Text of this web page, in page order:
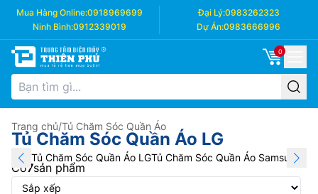
Mua Hàng Online:0918969699 Đại Lý:0983262323
Ninh Bình:0912339019 Dự Án:0983666996
0
Trang chủ/Tủ Chăm Sóc Quần Áo
Tủ Chăm Sóc Quần Áo LG
Tủ Chăm Sóc Quần Áo LGTủ Chăm Sóc Quần Áo Samsung
Có7sản phẩm